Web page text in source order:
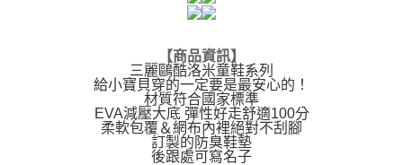
【商品資訊】
三麗鷗酷洛米童鞋系列
給小寶貝穿的一定要是最安心的！
材質符合國家標準
EVA減壓大底 彈性好走舒適100分
柔軟包覆＆網布內裡絕對不刮腳
訂製的防臭鞋墊
後跟處可寫名子